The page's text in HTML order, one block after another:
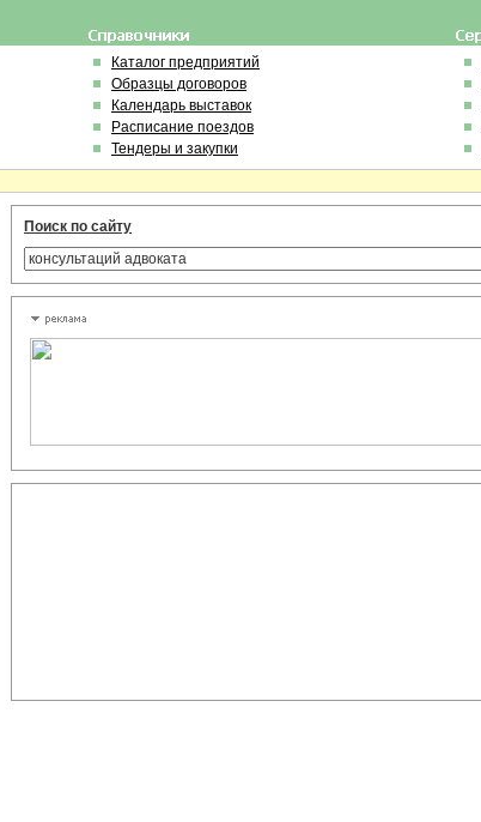
Каталог предприятий
Образцы договоров
Календарь выставок
Расписание поездов
Тендеры и закупки
Поиск по сайту